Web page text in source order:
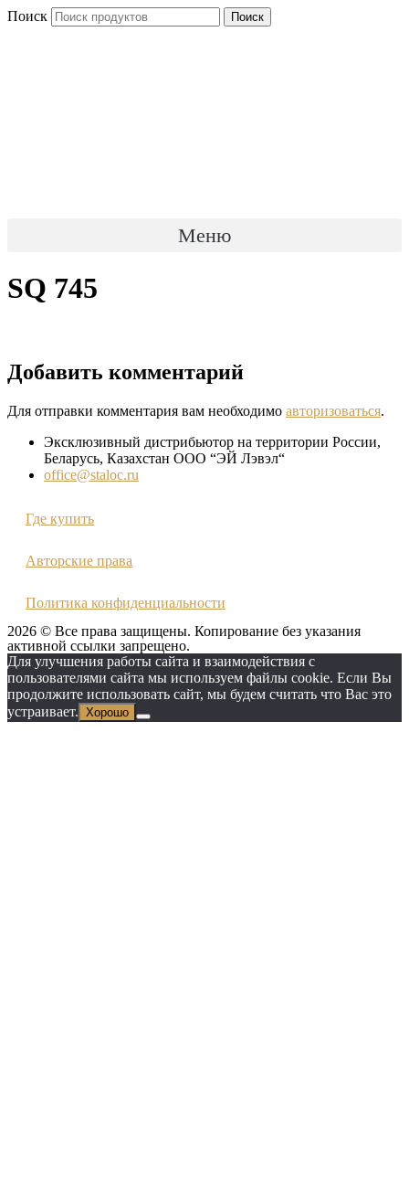
Перейти
Поиск Поиск
Меню
SQ 745
Добавить комментарий
Для отправки комментария вам необходимо авторизоваться.
Эксклюзивный дистрибьютор на территории России,
Беларусь, Казахстан ООО “ЭЙ Лэвэл“
office@staloc.ru
Где купить
Авторские права
Политика конфиденциальности
2026 © Все права защищены. Копирование без указания
активной ссылки запрещено.
Для улучшения работы сайта и взаимодействия с
пользователями сайта мы используем файлы cookie. Если Вы
продолжите использовать сайт, мы будем считать что Вас это
устраивает. Хорошо